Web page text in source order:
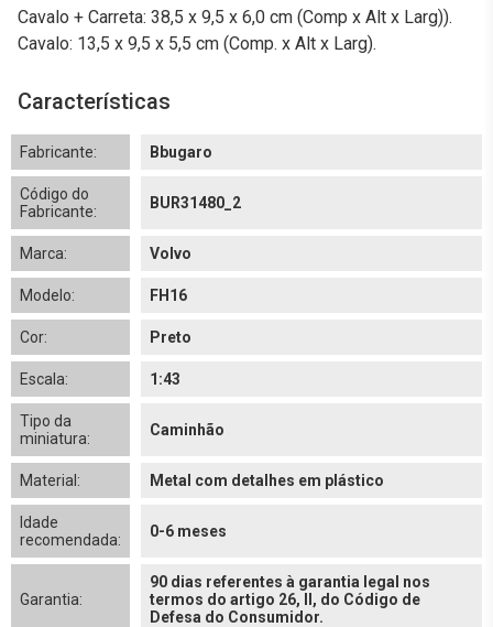
Cavalo + Carreta: 38,5 x 9,5 x 6,0 cm (Comp x Alt x Larg)).
Cavalo: 13,5 x 9,5 x 5,5 cm (Comp. x Alt x Larg).
Características
Fabricante: Bbugaro
Código do
Fabricante:
BUR31480_2
Marca: Volvo
Modelo: FH16
Cor: Preto
Escala: 1:43
Tipo da
miniatura:
Caminhão
Material: Metal com detalhes em plástico
Idade
recomendada:
0-6 meses
Garantia:
90 dias referentes à garantia legal nos
termos do artigo 26, II, do Código de
Defesa do Consumidor.